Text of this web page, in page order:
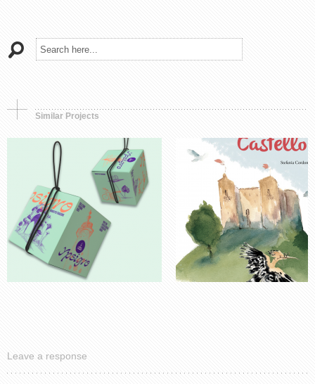
Similar Projects
Leave a response